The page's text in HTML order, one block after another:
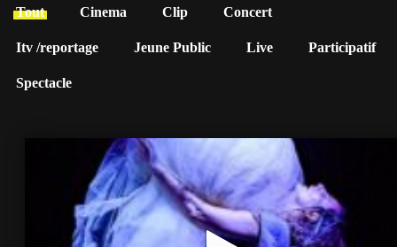
Tout Cinema Clip Concert
Itv /reportage Jeune Public Live Participatif
Spectacle